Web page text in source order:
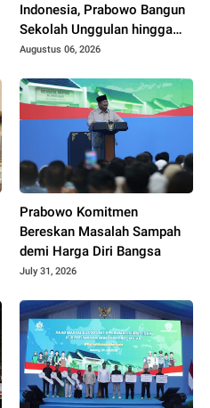
Indonesia, Prabowo Bangun
Sekolah Unggulan hingga
Undang Universitas Terbaik
Augustus 06, 2026
Prabowo Komitmen
Bereskan Masalah Sampah
demi Harga Diri Bangsa
July 31, 2026